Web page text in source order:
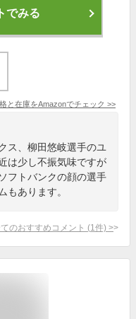
でみる
と在庫をAmazonでチェック >>
ス、柳田悠岐選手のユ
は少し不振気味ですが
フトバンクの顔の選手
もあります。
のおすすめコメント (1 件) >